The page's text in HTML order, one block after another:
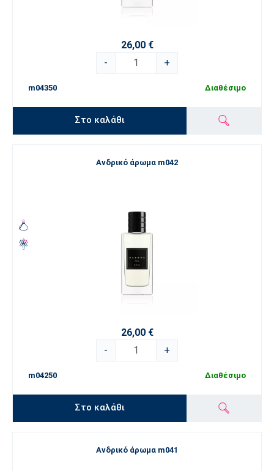
26,00 €
-
+
m04350 Διαθέσιμο
Στο καλάθι
Ανδρικό άρωμα m042
26,00 €
-
+
m04250 Διαθέσιμο
Στο καλάθι
Ανδρικό άρωμα m041